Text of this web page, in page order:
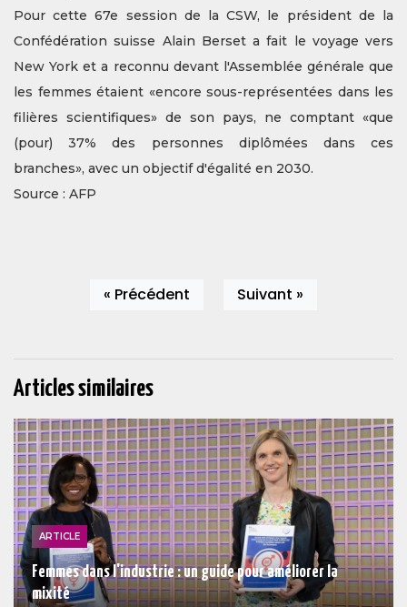
Pour cette 67e session de la CSW, le président de la
Confédération suisse Alain Berset a fait le voyage vers
New York et a reconnu devant l'Assemblée générale que
les femmes étaient «encore sous-représentées dans les
filières scientifiques» de son pays, ne comptant «que
(pour) 37% des personnes diplômées dans ces
branches», avec un objectif d'égalité en 2030.
Source : AFP
« Précédent Suivant »
Articles similaires
ARTICLE
Femmes dans l'industrie : un guide pour améliorer la
mixité